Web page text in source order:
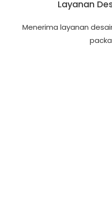
Layanan
Menerima layanan